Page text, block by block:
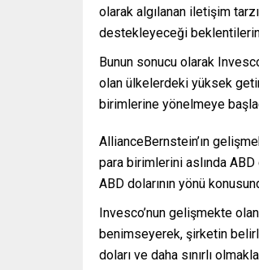
olarak algılanan iletişim
destekleyeceği
Bunun sonucu olarak
olan ülkelerdeki yüksek
birimlerine yönelmeye
AllianceBernstein’ın
para birimlerini aslında
ABD dolarının yönü
Invesco’nun gelişmekte
benimseyerek, şirketin
doları ve daha sınırlı